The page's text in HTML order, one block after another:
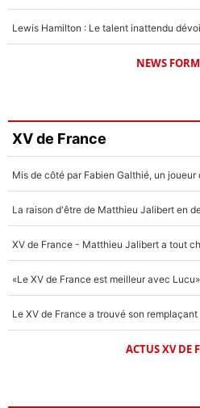
NEWS
XV de France
ACTUS XV DE